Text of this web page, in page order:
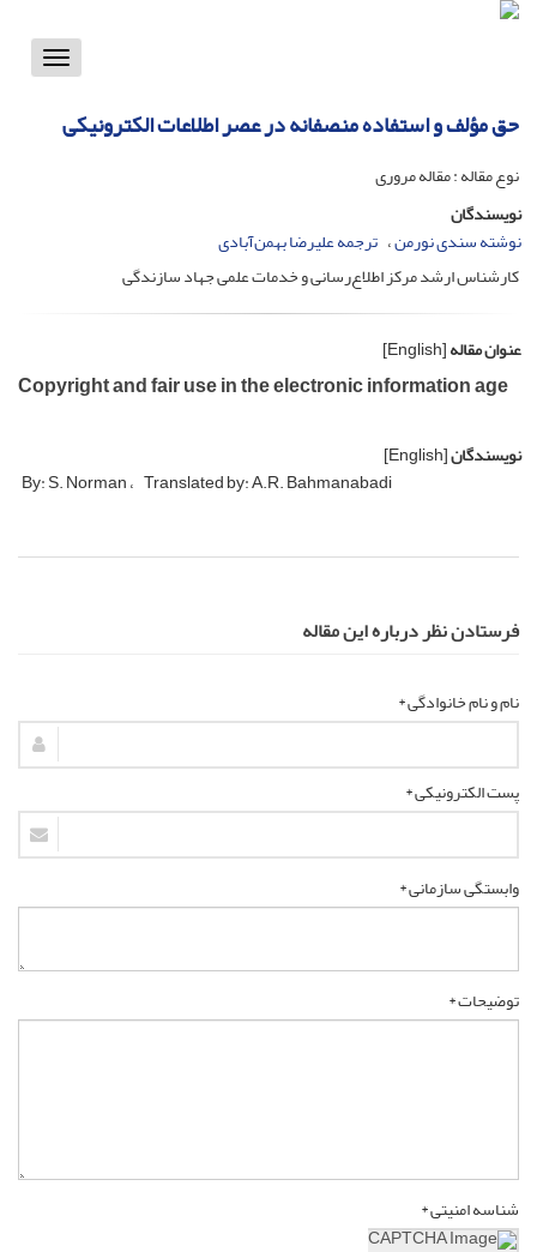
Toggle
حق مؤلف و استفاده منصفانه در عصر اطلاعات الکترونیکی
نوع مقاله : مقاله مروری
نویسندگان
نوشته سندی نورمن ترجمه علیرضا بهمن‌آبادی
کارشناس ارشد مرکز اطلاع‌رسانی و خدمات علمی جهاد سازندگی
عنوان مقاله[English]
Copyright and fair use in the electronic information age
نویسندگان[English]
By: S. Norman Translated by: A.R. Bahmanabadi
فرستادن نظر درباره این مقاله
نام و نام خانوادگی *
پست الکترونیکی *
وابستگی سازمانی *
توضیحات *
شناسه امنیتی *